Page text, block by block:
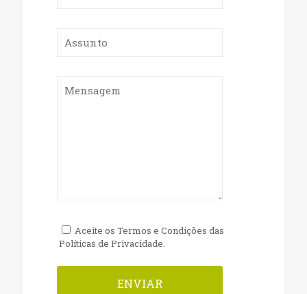
Aceite os Termos e Condições das
Políticas de Privacidade.